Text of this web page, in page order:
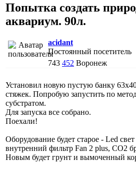
Попытка создать
аквариум. 90л.
acidant
Постоянный посетитель
743 452 Воронеж
Установил новую пустую банку
стяжек. Попробую запустить по
субстратом.
Для запуска все собрано.
Поехали!
Оборудование будет старое - Led
внутренний фильтр Fan 2 plus, CO2
Новым будет грунт и вымоченный